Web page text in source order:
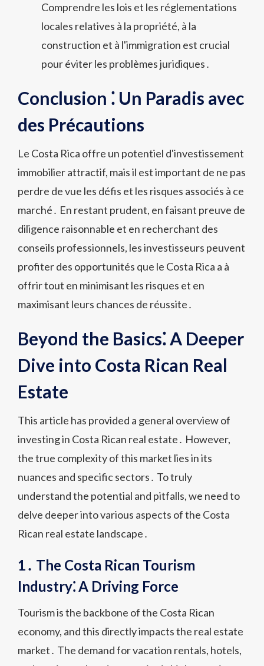
Comprendre les lois et les réglementations
locales relatives à la propriété, à la
construction et à l'immigration est crucial
pour éviter les problèmes juridiques․
Conclusion ⁚ Un Paradis avec
des Précautions
Le Costa Rica offre un potentiel d'investissement
immobilier attractif, mais il est important de ne pas
perdre de vue les défis et les risques associés à ce
marché․ En restant prudent, en faisant preuve de
diligence raisonnable et en recherchant des
conseils professionnels, les investisseurs peuvent
profiter des opportunités que le Costa Rica a à
offrir tout en minimisant les risques et en
maximisant leurs chances de réussite․
Beyond the Basics⁚ A Deeper
Dive into Costa Rican Real
Estate
This article has provided a general overview of
investing in Costa Rican real estate․ However,
the true complexity of this market lies in its
nuances and specific sectors․ To truly
understand the potential and pitfalls, we need to
delve deeper into various aspects of the Costa
Rican real estate landscape․
1․ The Costa Rican Tourism
Industry⁚ A Driving Force
Tourism is the backbone of the Costa Rican
economy, and this directly impacts the real estate
market․ The demand for vacation rentals, hotels,